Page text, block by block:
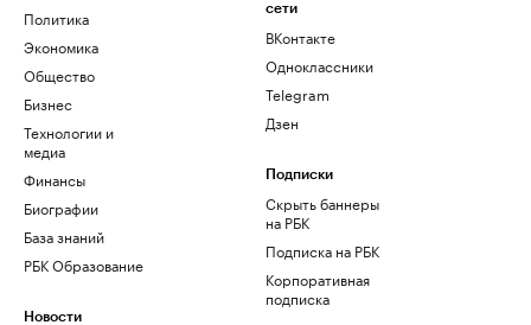
Политика
Экономика
Общество
Бизнес
Технологии и
медиа
Финансы
Биографии
База знаний
РБК Образование
Новости
сети
ВКонтакте
Одноклассники
Telegram
Дзен
Подписки
Скрыть баннеры
на РБК
Подписка на РБК
Корпоративная
подписка